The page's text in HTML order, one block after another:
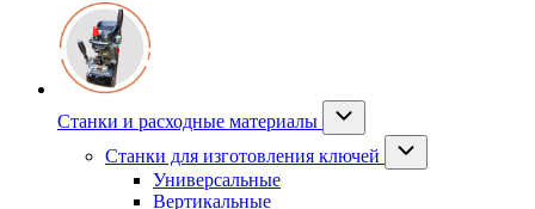
Станки и расходные материалы
Станки для изготовления ключей
Универсальные
Вертикальные